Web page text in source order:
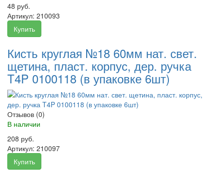
48 руб.
Артикул: 210093
Купить
Кисть круглая №18 60мм нат. свет.
щетина, пласт. корпус, дер. ручка
T4P 0100118 (в упаковке 6шт)
Отзывов (0)
В наличии
208 руб.
Артикул: 210097
Купить